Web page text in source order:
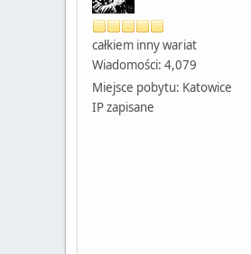
całkiem inny wariat
Wiadomości: 4,079
Miejsce pobytu: Katowice
IP zapisane